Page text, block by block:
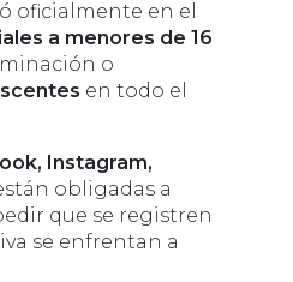
oficialmente en el
a menores de 16
o
en todo el
Instagram,
obligadas a
que se registren
se enfrentan a